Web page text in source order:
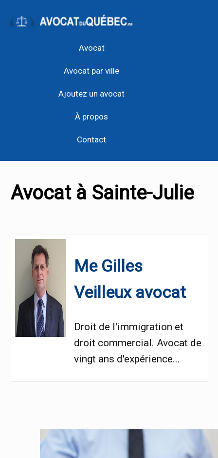
Avocat
Avocat par ville
Ajoutez un avocat
À propos
Contact
Avocat à Sainte-Julie
Me Gilles
Veilleux avocat
Droit de l'immigration et
droit commercial. Avocat de
vingt ans d'expérience...